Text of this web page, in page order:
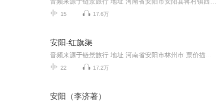
15 17.6万
安阳-红旗渠
22 17.2万
安阳（李济著）